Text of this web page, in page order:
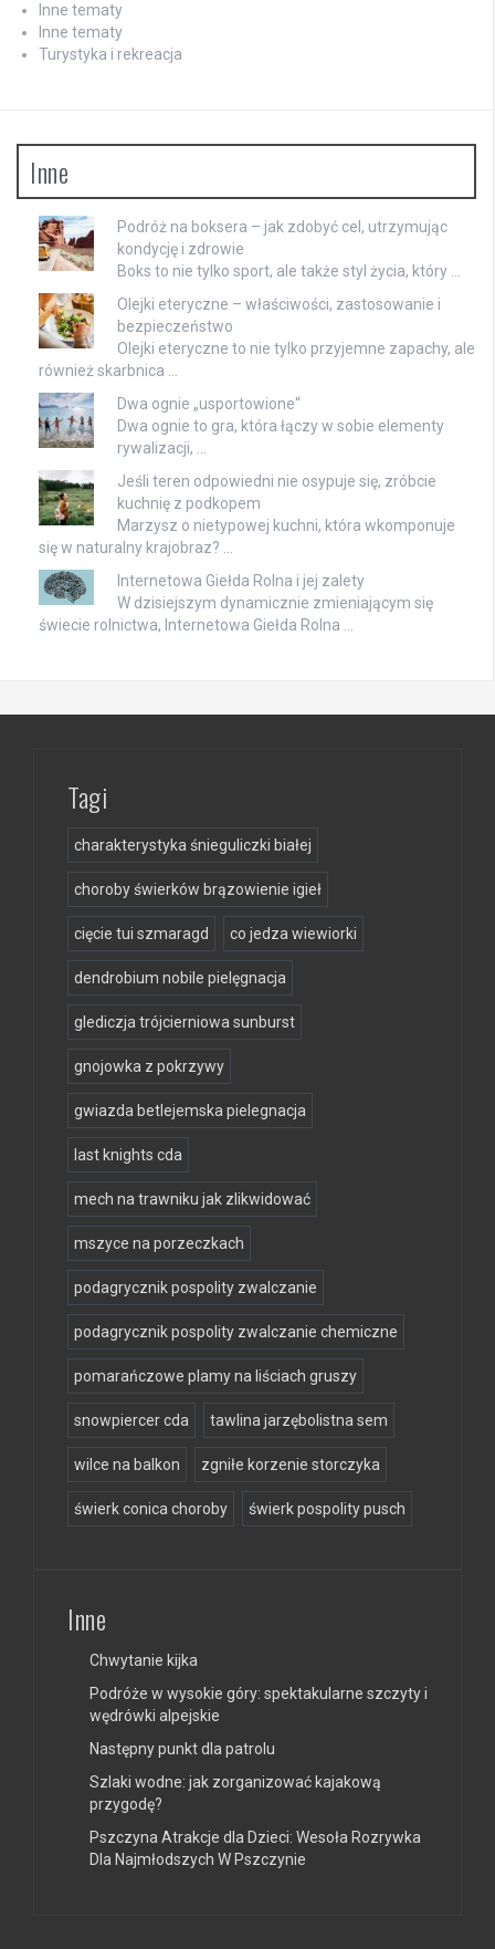
Inne tematy
Inne tematy
Turystyka i rekreacja
Inne
Podróż na boksera – jak zdobyć cel, utrzymując
kondycję i zdrowie
Boks to nie tylko sport, ale także styl życia, który …
Olejki eteryczne – właściwości, zastosowanie i
bezpieczeństwo
Olejki eteryczne to nie tylko przyjemne zapachy, ale
również skarbnica …
Dwa ognie „usportowione“
Dwa ognie to gra, która łączy w sobie elementy
rywalizacji, …
Jeśli teren odpowiedni nie osypuje się, zróbcie
kuchnię z podkopem
Marzysz o nietypowej kuchni, która wkomponuje
się w naturalny krajobraz? …
Internetowa Giełda Rolna i jej zalety
W dzisiejszym dynamicznie zmieniającym się
świecie rolnictwa, Internetowa Giełda Rolna …
Tagi
charakterystyka śnieguliczki białej
choroby świerków brązowienie igieł
cięcie tui szmaragd co jedza wiewiorki
dendrobium nobile pielęgnacja
glediczja trójcierniowa sunburst
gnojowka z pokrzywy
gwiazda betlejemska pielegnacja
last knights cda
mech na trawniku jak zlikwidować
mszyce na porzeczkach
podagrycznik pospolity zwalczanie
podagrycznik pospolity zwalczanie chemiczne
pomarańczowe plamy na liściach gruszy
snowpiercer cda tawlina jarzębolistna sem
wilce na balkon zgniłe korzenie storczyka
świerk conica choroby świerk pospolity pusch
Inne
Chwytanie kijka
Podróże w wysokie góry: spektakularne szczyty i
wędrówki alpejskie
Następny punkt dla patrolu
Szlaki wodne: jak zorganizować kajakową
przygodę?
Pszczyna Atrakcje dla Dzieci: Wesoła Rozrywka
Dla Najmłodszych W Pszczynie